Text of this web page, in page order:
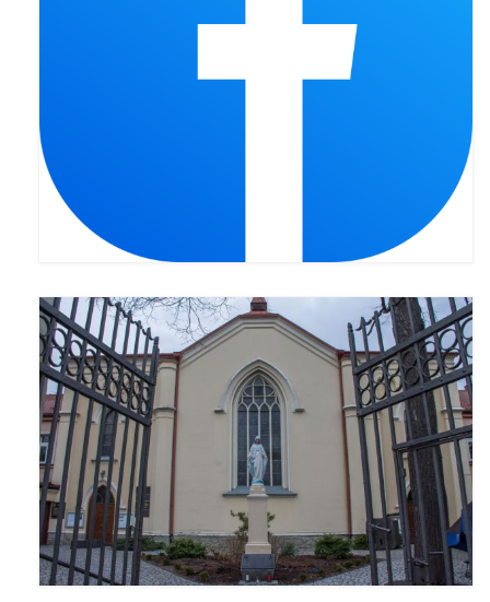
Nasza parafia z lotu ptaka
Stare fotografie
100 lecie Niepodległości
Bal Wszystkich Świętych 2018
Triduum Św. St. Kostka 2018
Narodowy Dzień Pamięci “Żołnierzy
Wyklętych” 2018
Galerie 2017
Remont plebanii 2017
Wprowadzenie nowego Proboszcza
Imieniny kapłana